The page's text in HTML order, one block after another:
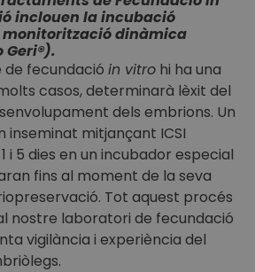
inclouen la incubació
monitorització dinàmica
Geri®).
de fecundació in vitro hi ha una
casos, determinarà lèxit del
dels embrions. Un
inseminat mitjançant ICSI
i 5 dies en un incubador especial
fins al moment de la seva
Tot aquest procés
nostre laboratori de fecundació
vigilància i experiència del